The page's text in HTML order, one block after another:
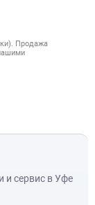
Продажа
сервис в Уфе